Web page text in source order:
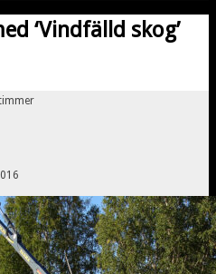
‘Vindfälld skog’